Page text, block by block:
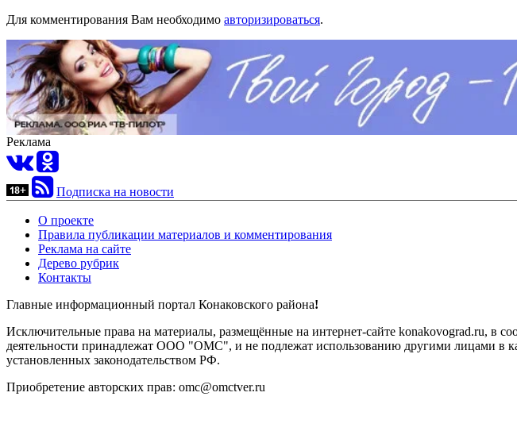
Для комментирования Вам необходимо авторизироваться.
Реклама
Подписка на новости
О проекте
Правила публикации материалов и комментирования
Реклама на сайте
Дерево рубрик
Контакты
Главные информационный портал Конаковского района!
Исключительные права на материалы, размещённые на интернет-сайте konakovograd.ru, в
деятельности принадлежат ООО "ОМС", и не подлежат использованию другими лицами в
установленных законодательством РФ.
Приобретение авторских прав: omc@omctver.ru